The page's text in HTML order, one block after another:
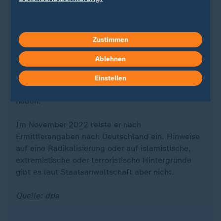
Debatten aus. Der Angeklagte stammt aus
Afghanistan und sollte schon 2023 abgeschoben
werden, was aber scheiterte. Im August 2024 soll
er in einer Asylbewerberunterkunft in Alzenau eine
Mitbewohnerin mit einem Fleischermesser bedroht
und ihr oberflächliche Verletzungen zugefügt
haben.
Im November 2022 reiste er nach
Ermittlerangaben nach Deutschland ein. Hinweise
auf eine Radikalisierung oder auf islamistische,
extremistische oder terroristische Hintergründe
gibt es laut Staatsanwaltschaft aber nicht.
Quelle: dpa
Zustimmen
Ablehnen
Einstellen